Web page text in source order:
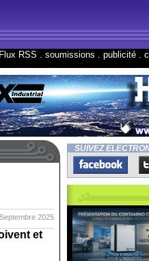
Flux RSS soumissions publicité
2025
et
SUIVEZ